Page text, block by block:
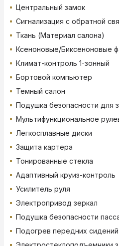
Центральный замок
Сигнализация с обратной
Ткань (Материал салона)
Ксеноновые/Биксеноновые
Климат-контроль 1-зонный
Бортовой компьютер
Темный салон
Подушка безопасности для
Мультифункциональное
Легкосплавные диски
Защита картера
Тонированные стекла
Адаптивный круиз-контроль
Усилитель руля
Электропривод зеркал
Подушка безопасности
Подогрев передних сидений